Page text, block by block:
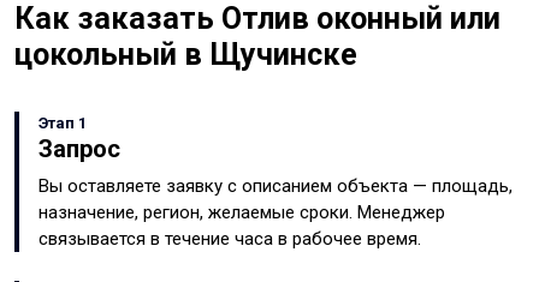
Как заказать Отлив оконный или
цокольный в Щучинске
Этап 1
Запрос
Вы оставляете заявку с описанием объекта — площадь,
назначение, регион, желаемые сроки. Менеджер
связывается в течение часа в рабочее время.